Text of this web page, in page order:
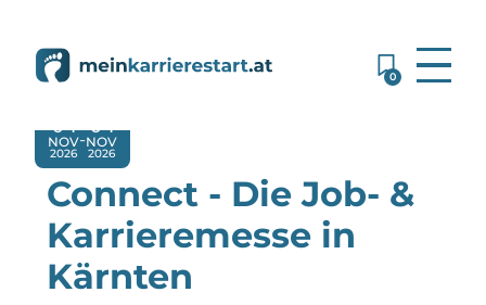
0
04
NOV
2026
-
04
NOV
2026
Connect - Die Job- &
Karrieremesse in
Kärnten